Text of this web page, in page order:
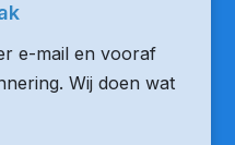
e-mail en vooraf
Wij doen wat